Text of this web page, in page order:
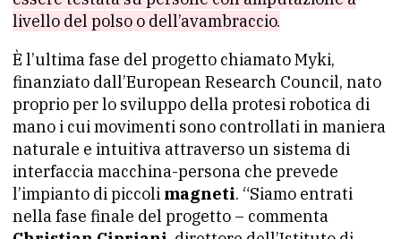
livello del polso o dell’avambraccio.
È l’ultima fase del progetto chiamato Myki,
finanziato dall’European Research Council, nato
proprio per lo sviluppo della protesi robotica di
mano i cui movimenti sono controllati in maniera
naturale e intuitiva attraverso un sistema di
interfaccia macchina-persona che prevede
l’impianto di piccoli magneti. “Siamo entrati
nella fase finale del progetto – commenta